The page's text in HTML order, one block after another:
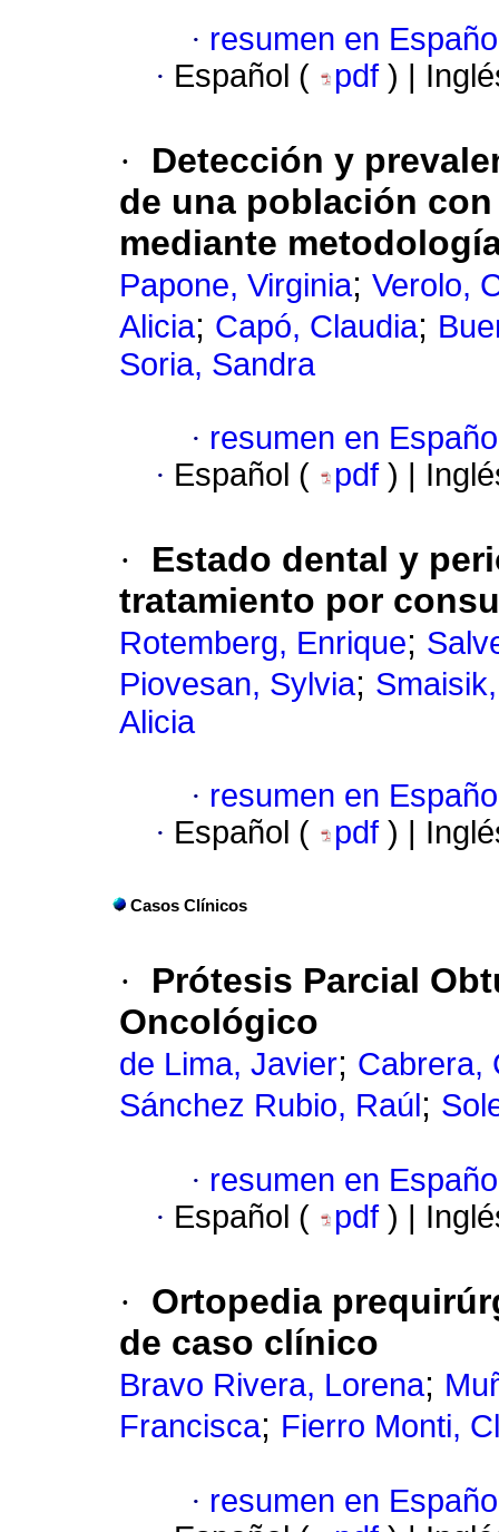
· resumen en
· Español ( pdf ) |
·
Detección y
de una población
mediante
Papone, Virginia; Verolo,
Alicia; Capó, Claudia;
Soria, Sandra
· resumen en
· Español ( pdf ) |
·
Estado dental y
tratamiento por
Rotemberg, Enrique;
Piovesan, Sylvia;
Alicia
· resumen en
· Español ( pdf ) |
Casos Clínicos
·
Prótesis Parcial
Oncológico
de Lima, Javier; Cabrera,
Sánchez Rubio, Raúl ;
· resumen en
· Español ( pdf ) |
·
Ortopedia
de caso clínico
Bravo Rivera, Lorena;
Francisca; Fierro Monti,
· resumen en